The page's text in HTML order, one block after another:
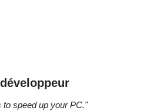
speed up your PC."